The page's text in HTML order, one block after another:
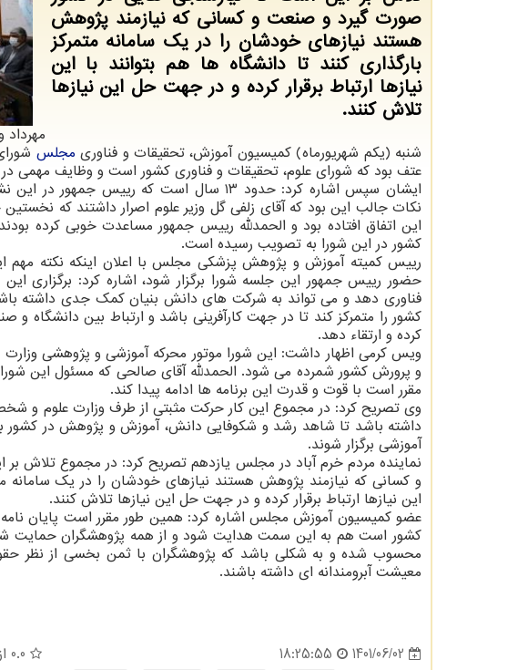
صورت گیرد و صنعت و کسانی که نیازمند پژوهش
هستند نیازهای خودشان را در یک سامانه متمرکز
بارگذاری کنند تا دانشگاه ها هم بتوانند با این
نیازها ارتباط برقرار کرده و در جهت حل این نیازها
تلاش کنند.
شنبه (یکم شهریورماه) کمیسیون آموزش، تحقیقات و فناوری مجلس
عتف بود که شورای علوم، تحقیقات و فناوری کشور است و وظایف مهمی
ایشان سپس اشاره کرد: حدود ۱۳ سال است که
نکات جالب این بود که آقای زلفی گل وزیر علوم اصرار داشتند که
این اتفاق افتاده بود و الحمدلله رییس جمهور مساعدت خوبی کرده
کشور در این شورا به تصویب رسیده است.
رییس کمیته آموزش و پژوهش پزشکی مجلس با اعلان اینکه نکته
حضور رییس جمهور این جلسه شورا برگزار شود، اشاره کرد: برگزاری
فناوری دهد و می تواند به شرکت های دانش بنیان کمک جدی داشته
کشور را متمرکز کند تا در جهت کارآفرینی باشد و ارتباط بین دانشگاه
کرده و ارتقاء دهد.
ویس کرمی اظهار داشت: این شورا موتور محرکه آموزشی و پژوهشی
و پرورش کشور شمرده می شود. الحمدلله آقای صالحی که مسئول این شورا
مقرر است با قوت و قدرت این برنامه ها ادامه پیدا کند.
وی تصریح کرد: در مجموع این کار حرکت مثبتی از طرف وزارت علوم و شخص
داشته باشد تا شاهد رشد و شکوفایی دانش، آموزش و پژوهش در کشور
آموزشی برگزار شوند.
نماینده مردم خرم آباد در مجلس یازدهم تصریح کرد: در مجموع تلاش
و کسانی که نیازمند پژوهش هستند نیازهای خودشان را در یک سامانه
این نیازها ارتباط برقرار کرده و در جهت حل این نیازها تلاش کنند.
عضو کمیسیون آموزش مجلس اشاره کرد: همین طور مقرر است پایان
کشور است هم به این سمت هدایت شود و از همه پژوهشگران
محسوب شده و به شکلی باشد که پژوهشگران با ثمن بخسی از نظر حقوق
معیشت آبرومندانه ای داشته باشند.
1401/06/02
18:25:55
0.0 از 5